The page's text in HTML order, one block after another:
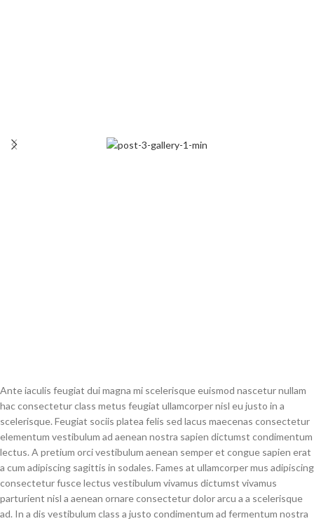
Ante iaculis feugiat dui magna mi scelerisque euismod nascetur nullam
hac consectetur class metus feugiat ullamcorper nisl eu justo in a
scelerisque. Feugiat sociis platea felis sed lacus maecenas consectetur
elementum vestibulum ad aenean nostra sapien dictumst condimentum
lectus. A pretium orci vestibulum aenean semper et congue sapien erat
a cum adipiscing sagittis in sodales. Fames at ullamcorper mus adipiscing
consectetur fusce lectus vestibulum vivamus dictumst vivamus
parturient nisl a aenean ornare consectetur dolor arcu a a scelerisque
ad. In a dis vestibulum class a justo condimentum ad fermentum nostra